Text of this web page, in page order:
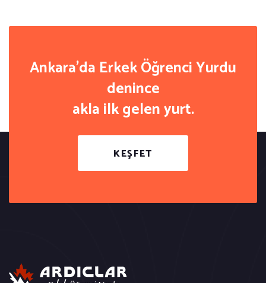
Ankara'da Erkek Öğrenci Yurdu
denince
akla ilk gelen yurt.
KEŞFET